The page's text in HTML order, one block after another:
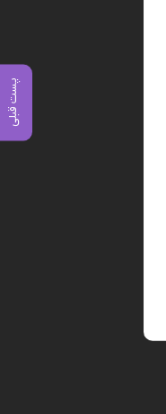
پست قبلی